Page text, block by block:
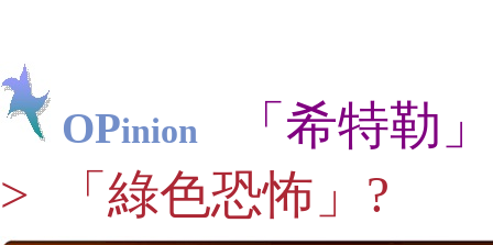
OPinion 「 希特勒
> 「綠色恐怖」?